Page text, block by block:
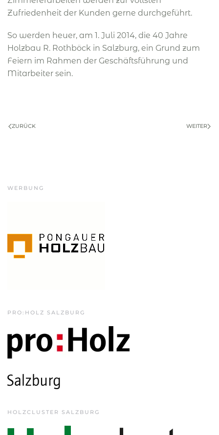
Zufriedenheit der Kunden gerne durchgeführt.
So werden heuer, am 1. Juli 2014, die 40 Jahre
Holzbau R. Rothböck in Salzburg, ein Grund zum
Feiern im Rahmen der Geschäftsführung und
Mitarbeiter sein.
ZURÜCK WEITER
WERBUNG
PRO:HOLZ SALZBURG
HOLZCLUSTER SALZBURG